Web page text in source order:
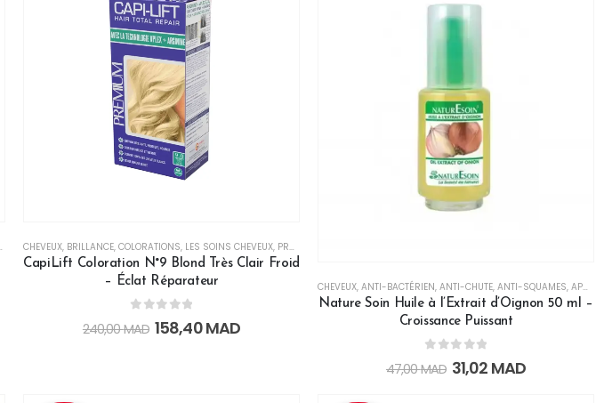
,HYDRATATION,LES SOINS CHEVEUX,NOURRISSANT,PAR ACTION
CHEVEUX, BRILLANCE, COLORATIONS, LES SOINS CHEVEUX, PROTECTEUR
CapiLift Coloration N°9 Blond Très Clair Froid
– Éclat Réparateur
out of 5
240,00MAD 158,40MAD
CHEVEUX, ANTI-BACTÉRIEN, ANTI-CHUTE, ANTI-SQUAMES, APAISANT
Nature Soin Huile à l’Extrait d’Oignon 50 ml –
Croissance Puissant
out of 5
47,00MAD 31,02 MAD